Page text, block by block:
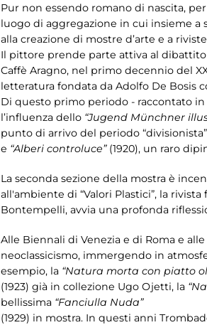
Pur non essendo romano di nascita,
luogo di aggregazione in cui insieme
alla creazione di mostre d’arte e a
Il pittore prende parte attiva al
Caffè Aragno, nel primo decennio del
letteratura fondata da Adolfo De Bosis
Di questo primo periodo - raccontato
l’influenza dello “Jugend Münchner
punto di arrivo del periodo
e “Alberi controluce”(1920), un raro
La seconda sezione della mostra è
all'ambiente di “Valori Plastici”, la
Bontempelli, avvia una profonda
Alle Biennali di Venezia e di Roma e
neoclassicismo, immergendo in
esempio, la “Natura morta con piatto
(1923) già in collezione Ugo Ojetti, la
bellissima “Fanciulla Nuda”
(1929) in mostra. In questi anni